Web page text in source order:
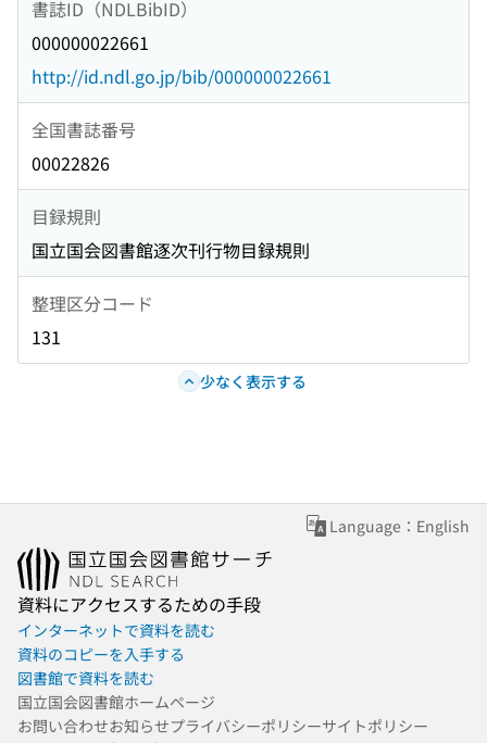
書誌ID（NDLBibID）
000000022661
http://id.ndl.go.jp/bib/000000022661
全国書誌番号
00022826
目録規則
国立国会図書館逐次刊行物目録規則
整理区分コード
131
少なく表示する
Language：English
資料にアクセスするための手段
インターネットで資料を読む
資料のコピーを入手する
図書館で資料を読む
国立国会図書館ホームページ
お問い合わせお知らせプライバシーポリシーサイトポリシー